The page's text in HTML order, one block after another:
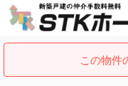
この物件